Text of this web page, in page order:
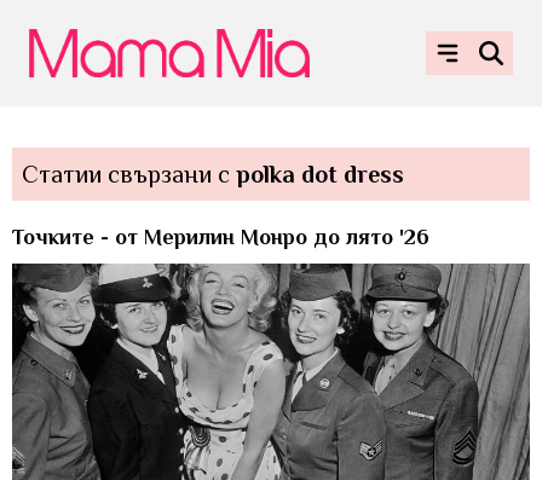
Статии свързани с polka dot dress
Точките - от Мерилин Монро до лято '26